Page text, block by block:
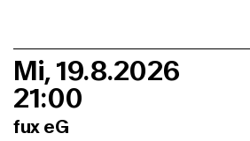
Mi, 19.8.2026
21:00
fux eG